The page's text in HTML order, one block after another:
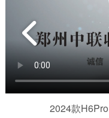
2024款